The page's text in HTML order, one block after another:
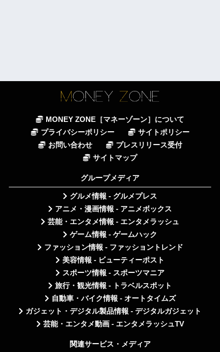
MONEY ZONE［マネーゾーン］について
プライバシーポリシー
サイトポリシー
お問い合わせ
プレスリリース受付
サイトマップ
グループメディア
グルメ情報 - グルメプレス
アニメ・漫画情報 - アニメボックス
芸能・エンタメ情報 - エンタメラッシュ
ゲーム情報 - ゲームハック
ファッション情報 - ファッショントレンド
美容情報 - ビューティーポスト
スポーツ情報 - スポーツマニア
旅行・観光情報 - トラベルスポット
自動車・バイク情報 - オートタイムズ
ガジェット・デジタル製品情報 - デジタルガジェット
芸能・エンタメ動画 - エンタメラッシュTV
関連サービス・メディア